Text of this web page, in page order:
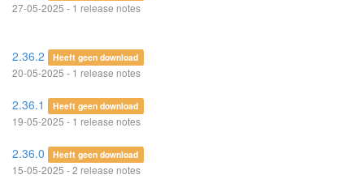
27-05-2025 - 1 release notes
2.36.2 Heeft geen download
20-05-2025 - 1 release notes
2.36.1 Heeft geen download
19-05-2025 - 1 release notes
2.36.0 Heeft geen download
15-05-2025 - 2 release notes